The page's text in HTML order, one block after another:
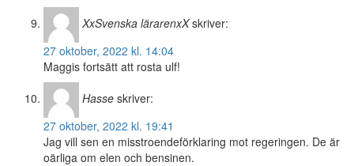
XxSvenska lärarenxX skriver:
27 oktober, 2022 kl. 14:04
Maggis fortsätt att rosta ulf!
Hasse skriver:
27 oktober, 2022 kl. 19:41
Jag vill sen en misstroendeförklaring mot regeringen. De är
oärliga om elen och bensinen.